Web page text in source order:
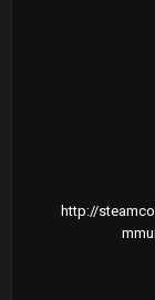
http://